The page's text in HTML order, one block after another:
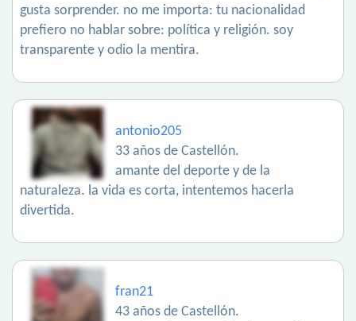
gusta sorprender. no me importa: tu nacionalidad
prefiero no hablar sobre: política y religión. soy
transparente y odio la mentira.
antonio205
33 años de Castellón.
amante del deporte y de la
naturaleza. la vida es corta, intentemos hacerla
divertida.
fran21
43 años de Castellón.